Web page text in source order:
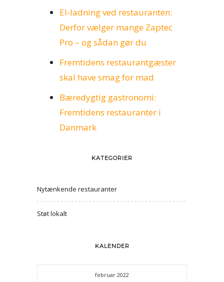
El‑ladning ved restauranten:
Derfor vælger mange Zaptec
Pro – og sådan gør du
Fremtidens restaurantgæster
skal have smag for mad
Bæredygtig gastronomi:
Fremtidens restauranter i
Danmark
KATEGORIER
Nytænkende restauranter
Støt lokalt
KALENDER
februar 2022